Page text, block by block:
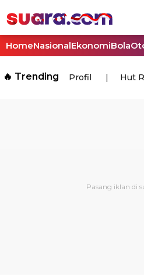
HomeNasionalEkonomiBola
🔥 Trending Profil Hut